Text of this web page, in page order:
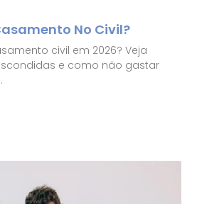
No Civil?
civil em 2026? Veja
e como não gastar